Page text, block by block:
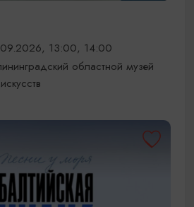
13:00, 14:00
областной музей